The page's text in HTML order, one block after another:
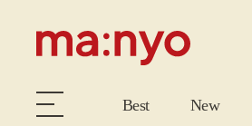
Best New